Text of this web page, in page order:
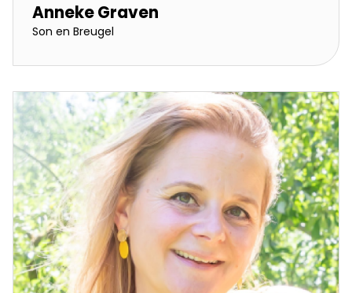
Anneke Graven
Son en Breugel